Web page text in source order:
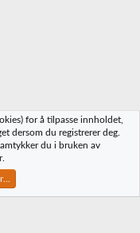
Ltd.
for å tilpasse innholdet,
dersom du registrerer deg.
du i bruken av